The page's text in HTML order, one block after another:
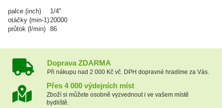
palce (inch)
1/4"
otáčky (min-1) 20000
průtok (l/min) 86
Doprava ZDARMA
Při nákupu nad 2 000 Kč vč. DPH dopravné hradíme za Vás.
Přes 4 000 výdejních míst
Zboží si můžete osobně vyzvednout i ve vašem místě
bydliště.